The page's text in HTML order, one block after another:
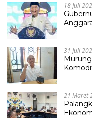
18 Juli
31 Juli
21 Maret